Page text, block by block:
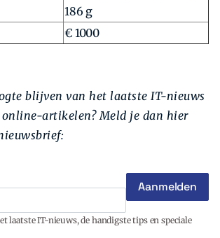
186 g
€ 1000
blijven van het laatste IT-nieuws
online-artikelen? Meld je dan hier
laatste IT-nieuws, de handigste tips en speciale